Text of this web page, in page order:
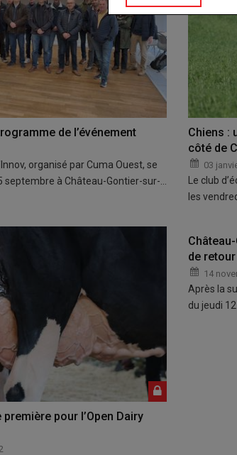
de l’événement
organisé par Cuma Ouest, se
septembre à Château-Gontier-sur-…
Chiens :
côté de
03
Le club
les
pour l’Open Dairy
de
14
Après la
du jeudi